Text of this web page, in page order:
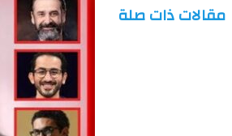
ذات صلة